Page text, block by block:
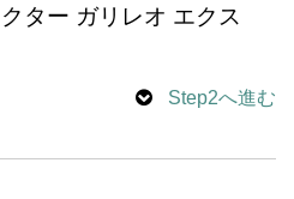
ター ガリレオ エクス
Step2へ進む